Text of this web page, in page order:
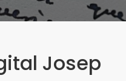
Josep